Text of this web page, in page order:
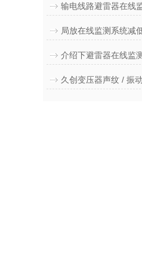
介绍下避雷器在线监